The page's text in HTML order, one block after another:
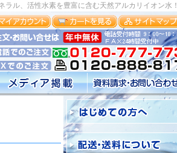
ル、活性水素を豊富に含む天然アルカリイオン水！